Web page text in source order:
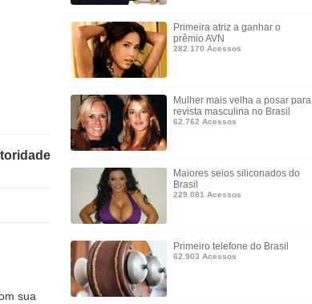
sua
Primeira atriz a ganhar o
prêmio AVN
282.170 Acessos
Mulher mais velha a posar para
revista masculina no Brasil
62.762 Acessos
Maiores seios siliconados do
Brasil
229.081 Acessos
Primeiro telefone do Brasil
62.903 Acessos